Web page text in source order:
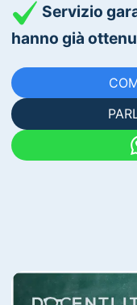
Servizio
hanno già